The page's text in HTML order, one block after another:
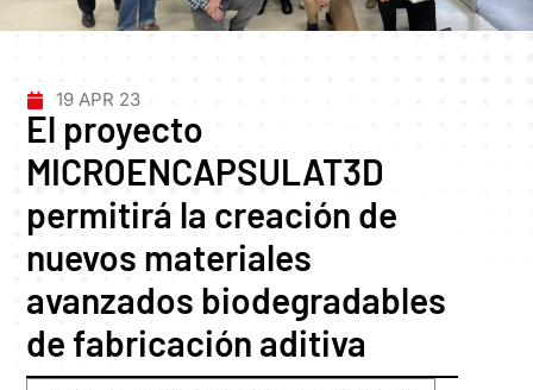
19 APR 23
El proyecto
MICROENCAPSULAT3D
permitirá la creación de
nuevos materiales
avanzados biodegradables
de fabricación aditiva